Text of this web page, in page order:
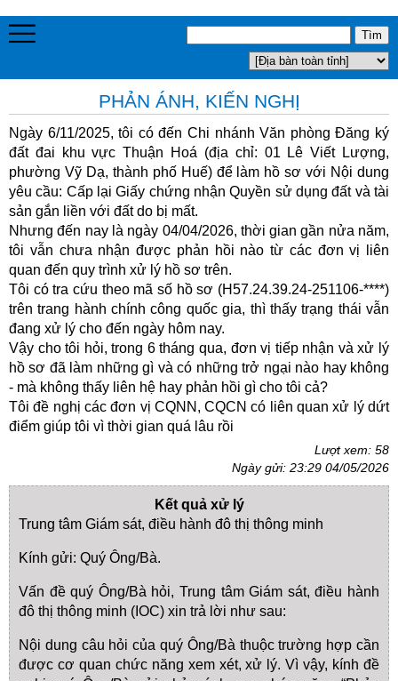
PHẢN ÁNH, KIẾN NGHỊ
Ngày 6/11/2025, tôi có đến Chi nhánh Văn phòng Đăng ký
đất đai khu vực Thuận Hoá (địa chỉ: 01 Lê Viết Lượng,
phường Vỹ Dạ, thành phố Huế) để làm hồ sơ với Nội dung
yêu cầu: Cấp lại Giấy chứng nhận Quyền sử dụng đất và tài
sản gắn liền với đất do bị mất.
Nhưng đến nay là ngày 04/04/2026, thời gian gần nửa năm,
tôi vẫn chưa nhận được phản hồi nào từ các đơn vị liên
quan đến quy trình xử lý hồ sơ trên.
Tôi có tra cứu theo mã số hồ sơ (H57.24.39.24-251106-****)
trên trang hành chính công quốc gia, thì thấy trạng thái vẫn
đang xử lý cho đến ngày hôm nay.
Vậy cho tôi hỏi, trong 6 tháng qua, đơn vị tiếp nhận và xử lý
hồ sơ đã làm những gì và có những trở ngại nào hay không
- mà không thấy liên hệ hay phản hồi gì cho tôi cả?
Tôi đề nghị các đơn vị CQNN, CQCN có liên quan xử lý dứt
điểm giúp tôi vì thời gian quá lâu rồi
Lượt xem: 58
Ngày gửi: 23:29 04/05/2026
Kết quả xử lý
Trung tâm Giám sát, điều hành đô thị thông minh
Kính gửi: Quý Ông/Bà.
Vấn đề quý Ông/Bà hỏi, Trung tâm Giám sát, điều hành
đô thị thông minh (IOC) xin trả lời như sau:
Nội dung câu hỏi của quý Ông/Bà thuộc trường hợp cần
được cơ quan chức năng xem xét, xử lý. Vì vậy, kính đề